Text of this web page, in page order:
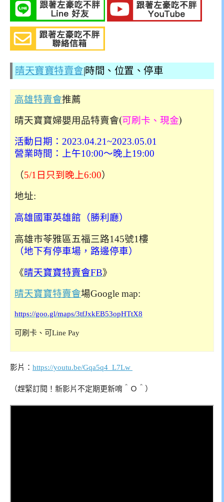
晴天寶寶特賣會|時間、位置、停車
高雄特賣會推薦
晴天寶寶婦嬰用品特賣會(可刷卡、現金)
活動日期：2023.04.21~2023.05.01
營業時間：上午10:00～晚上19:00
（5/1日只到晚上6:00）
地址:
高雄國軍英雄館（勝利廳）
高雄市苓雅區五福三路145號1樓
（地下有停車場，路邊停車）
《晴天寶寶特賣會FB》
晴天寶寶特賣會場Google map:
https://goo.gl/maps/3tfJxkEB53opHTtX8
可刷卡、可Line Pay
影片： https://youtu.be/Gqa5q4_L7Lw
（趕緊訂閱！新影片不定期更新唷＾Ｏ＾）